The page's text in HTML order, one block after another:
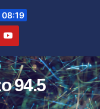
08:19
94.5